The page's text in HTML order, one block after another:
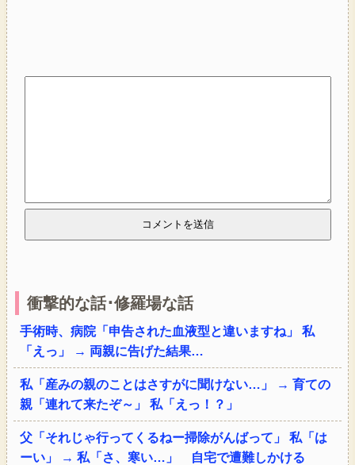
衝撃的な話･修羅場な話
手術時、病院「申告された血液型と違いますね」 私
「えっ」 → 両親に告げた結果…
私「産みの親のことはさすがに聞けない…」 → 育ての
親「連れて来たぞ～」 私「えっ！？」
父「それじゃ行ってくるねー掃除がんばって」 私「は
ーい」 → 私「さ、寒い…」 自宅で遭難しかける